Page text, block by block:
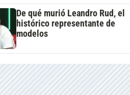
De qué murió Leandro Rud, el
histórico representante de
modelos